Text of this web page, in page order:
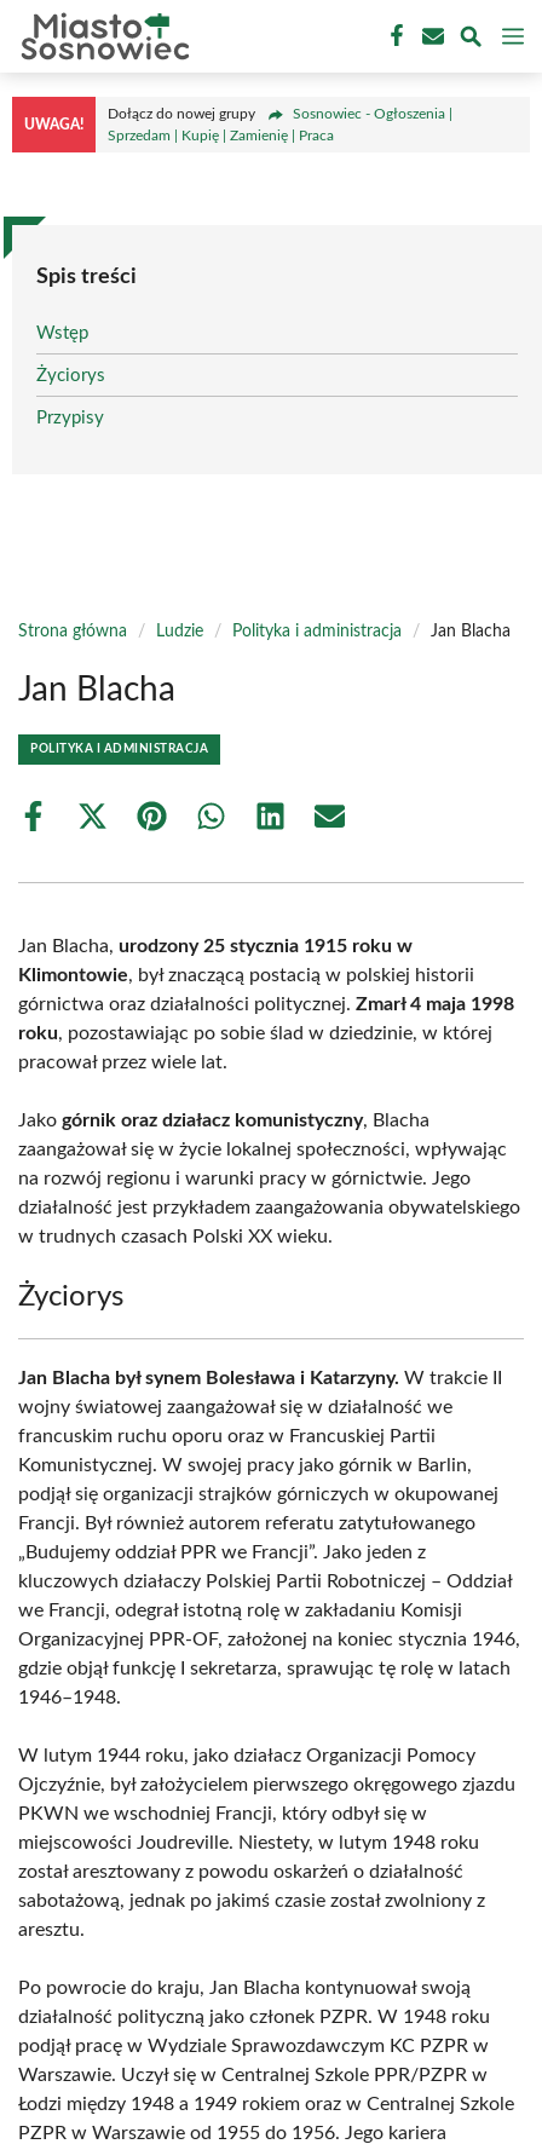
Przejdź
treści
UWAGA!
Dołącz do nowej grupy
Sosnowiec - Ogłoszenia |
Sprzedam | Kupię | Zamienię | Praca
Spis treści
Wstęp
Życiorys
Przypisy
Strona główna / Ludzie / Polityka i administracja / Jan Blacha
Jan Blacha
POLITYKA I ADMINISTRACJA
Share
Share
(Twitter)
Share Share Share Share
Jan Blacha, urodzony 25 stycznia 1915 roku w
Klimontowie, był znaczącą postacią w polskiej historii
górnictwa oraz działalności politycznej. Zmarł 4 maja 1998
roku, pozostawiając po sobie ślad w dziedzinie, w której
pracował przez wiele lat.
Jako górnik oraz działacz komunistyczny, Blacha
zaangażował się w życie lokalnej społeczności, wpływając
na rozwój regionu i warunki pracy w górnictwie. Jego
działalność jest przykładem zaangażowania obywatelskiego
w trudnych czasach Polski XX wieku.
Życiorys
Jan Blacha był synem Bolesława i Katarzyny. W trakcie II
wojny światowej zaangażował się w działalność we
francuskim ruchu oporu oraz w Francuskiej Partii
Komunistycznej. W swojej pracy jako górnik w Barlin,
podjął się organizacji strajków górniczych w okupowanej
Francji. Był również autorem referatu zatytułowanego
„Budujemy oddział PPR we Francji”. Jako jeden z
kluczowych działaczy Polskiej Partii Robotniczej – Oddział
we Francji, odegrał istotną rolę w zakładaniu Komisji
Organizacyjnej PPR-OF, założonej na koniec stycznia 1946,
gdzie objął funkcję I sekretarza, sprawując tę rolę w latach
1946–1948.
W lutym 1944 roku, jako działacz Organizacji Pomocy
Ojczyźnie, był założycielem pierwszego okręgowego zjazdu
PKWN we wschodniej Francji, który odbył się w
miejscowości Joudreville. Niestety, w lutym 1948 roku
został aresztowany z powodu oskarżeń o działalność
sabotażową, jednak po jakimś czasie został zwolniony z
aresztu.
Po powrocie do kraju, Jan Blacha kontynuował swoją
działalność polityczną jako członek PZPR. W 1948 roku
podjął pracę w Wydziale Sprawozdawczym KC PZPR w
Warszawie. Uczył się w Centralnej Szkole PPR/PZPR w
Łodzi między 1948 a 1949 rokiem oraz w Centralnej Szkole
PZPR w Warszawie od 1955 do 1956. Jego kariera